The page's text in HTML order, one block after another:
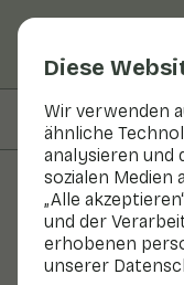
Diese
Wir verwenden
ähnliche
analysieren und
sozialen Medien
„Alle
und der
erhobenen
unserer
Auf dieser Seite
Obst und Gemüse
Atsina®